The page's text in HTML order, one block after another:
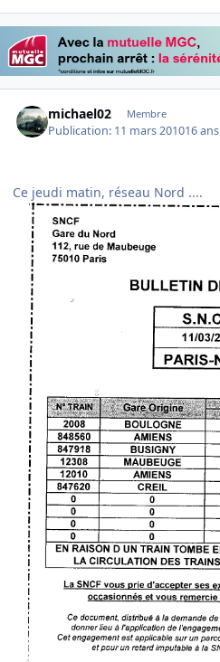
michael02 Membre
Publication: 11 mars 201016 ans
Ce jeudi matin, réseau Nord ....